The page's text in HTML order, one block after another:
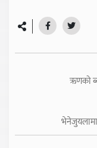
ऋणको